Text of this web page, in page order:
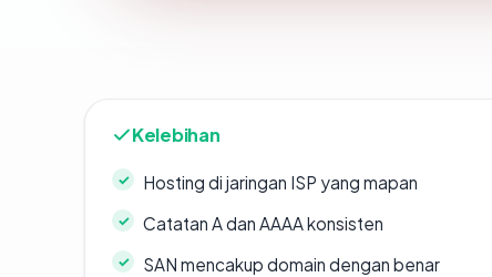
Kelebihan
Hosting di jaringan ISP yang mapan
Catatan A dan AAAA konsisten
SAN mencakup domain dengan benar